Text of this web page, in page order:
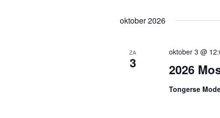
oktober 2026
ZA
3 2026
oktober 3 @
Tongerse